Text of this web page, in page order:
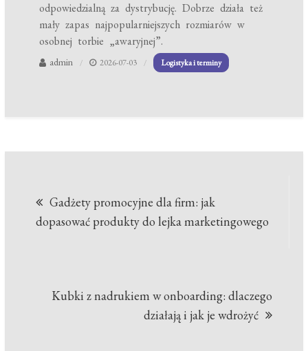
odpowiedzialną za dystrybucję. Dobrze działa też
mały zapas najpopularniejszych rozmiarów w
osobnej torbie „awaryjnej”.
admin 2026-07-03 Logistyka i terminy
wpisu
Gadżety promocyjne dla firm: jak
dopasować produkty do lejka marketingowego
Kubki z nadrukiem w onboarding: dlaczego
działają i jak je wdrożyć